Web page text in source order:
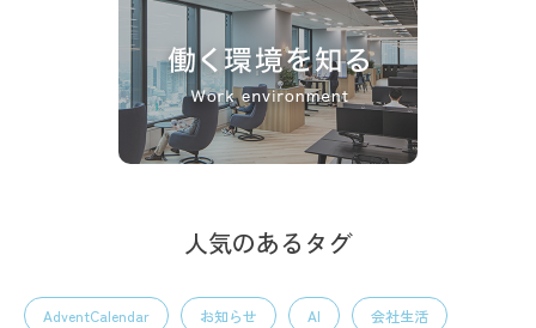
人気のあるタグ
AdventCalendar お知らせ AI 会社生活